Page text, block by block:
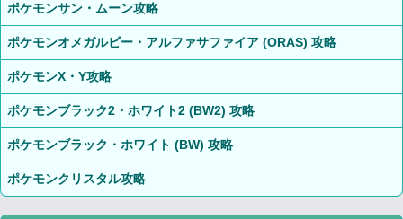
ポケモンサン・ムーン攻略
ポケモンオメガルビー・アルファサファイア (ORAS) 攻略
ポケモンX・Y攻略
ポケモンブラック2・ホワイト2 (BW2) 攻略
ポケモンブラック・ホワイト (BW) 攻略
ポケモンクリスタル攻略